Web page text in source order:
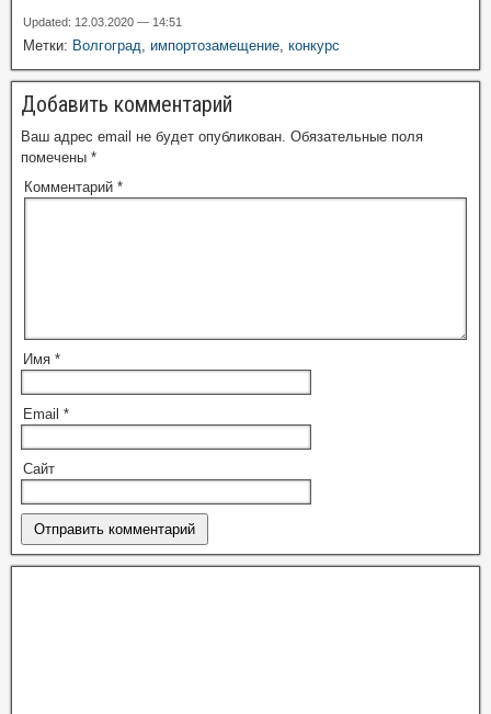
Updated: 12.03.2020 — 14:51
Метки: Волгоград, импортозамещение, конкурс
Добавить комментарий
Ваш адрес email не будет опубликован. Обязательные поля
помечены *
Комментарий *
Имя *
Email *
Сайт